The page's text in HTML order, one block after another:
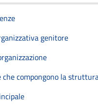
genitore
che compongono la